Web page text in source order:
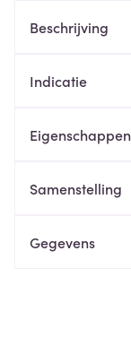
Beschrijving
Indicatie
Eigenschappen
Samenstelling
Gegevens